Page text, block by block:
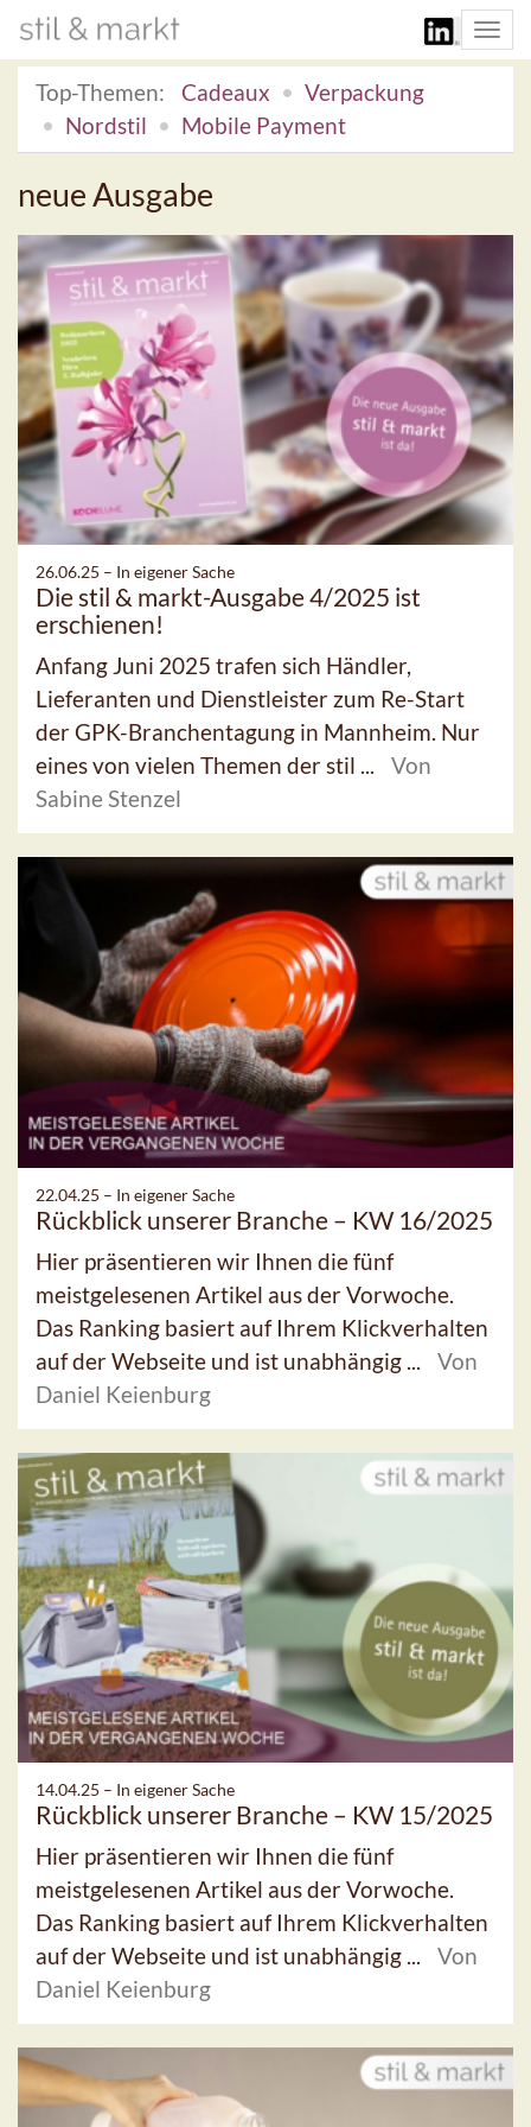
Top-Themen:
Cadeaux
Verpackung
Nordstil
Mobile Payment
neue Ausgabe
26.06.25 – In eigener Sache
Die stil & markt-Ausgabe 4/2025 ist
erschienen!
Anfang Juni 2025 trafen sich Händler,
Lieferanten und Dienstleister zum Re-Start
der GPK-Branchentagung in Mannheim. Nur
eines von vielen Themen der stil ...
Von
Sabine Stenzel
22.04.25 – In eigener Sache
Rückblick unserer Branche – KW 16/2025
Hier präsentieren wir Ihnen die fünf
meistgelesenen Artikel aus der Vorwoche.
Das Ranking basiert auf Ihrem Klickverhalten
auf der Webseite und ist unabhängig ...
Von
Daniel Keienburg
14.04.25 – In eigener Sache
Rückblick unserer Branche – KW 15/2025
Hier präsentieren wir Ihnen die fünf
meistgelesenen Artikel aus der Vorwoche.
Das Ranking basiert auf Ihrem Klickverhalten
auf der Webseite und ist unabhängig ...
Von
Daniel Keienburg